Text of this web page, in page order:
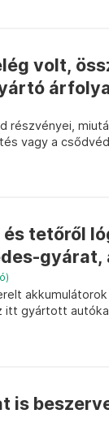
volt,
részvényei,
vagy a
tetőről
gyárat,
gyártott
is